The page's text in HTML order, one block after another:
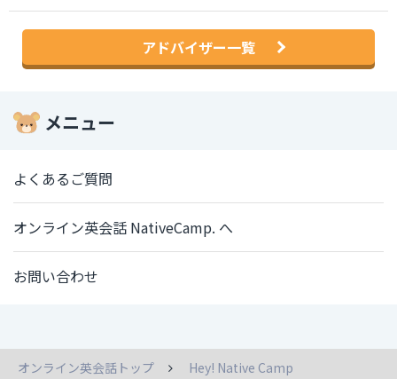
アドバイザー一覧
メニュー
よくあるご質問
オンライン英会話 NativeCamp. へ
お問い合わせ
オンライン英会話トップ
Hey! Native Camp